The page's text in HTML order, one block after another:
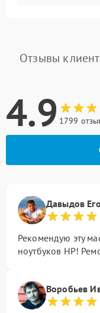
Отзывы
4.9 1799
Давыдов
Рекомендую эту
ноутбуков HP!
Воробьев